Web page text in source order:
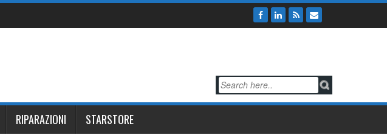
RIPARAZIONI STARSTORE